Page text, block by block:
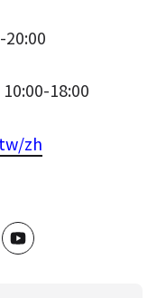
20:00
10:00-18:00
zh